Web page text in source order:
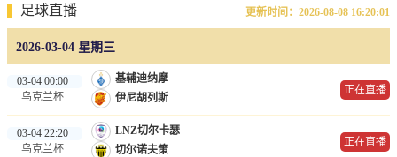
足球直播 更新时间：2026-08-08 16:20:01
2026-03-04 星期三
03-04 00:00
乌克兰杯
基辅迪纳摩
伊尼胡列斯
正在直播
03-04 22:20
乌克兰杯
LNZ切尔卡瑟
切尔诺夫策
正在直播